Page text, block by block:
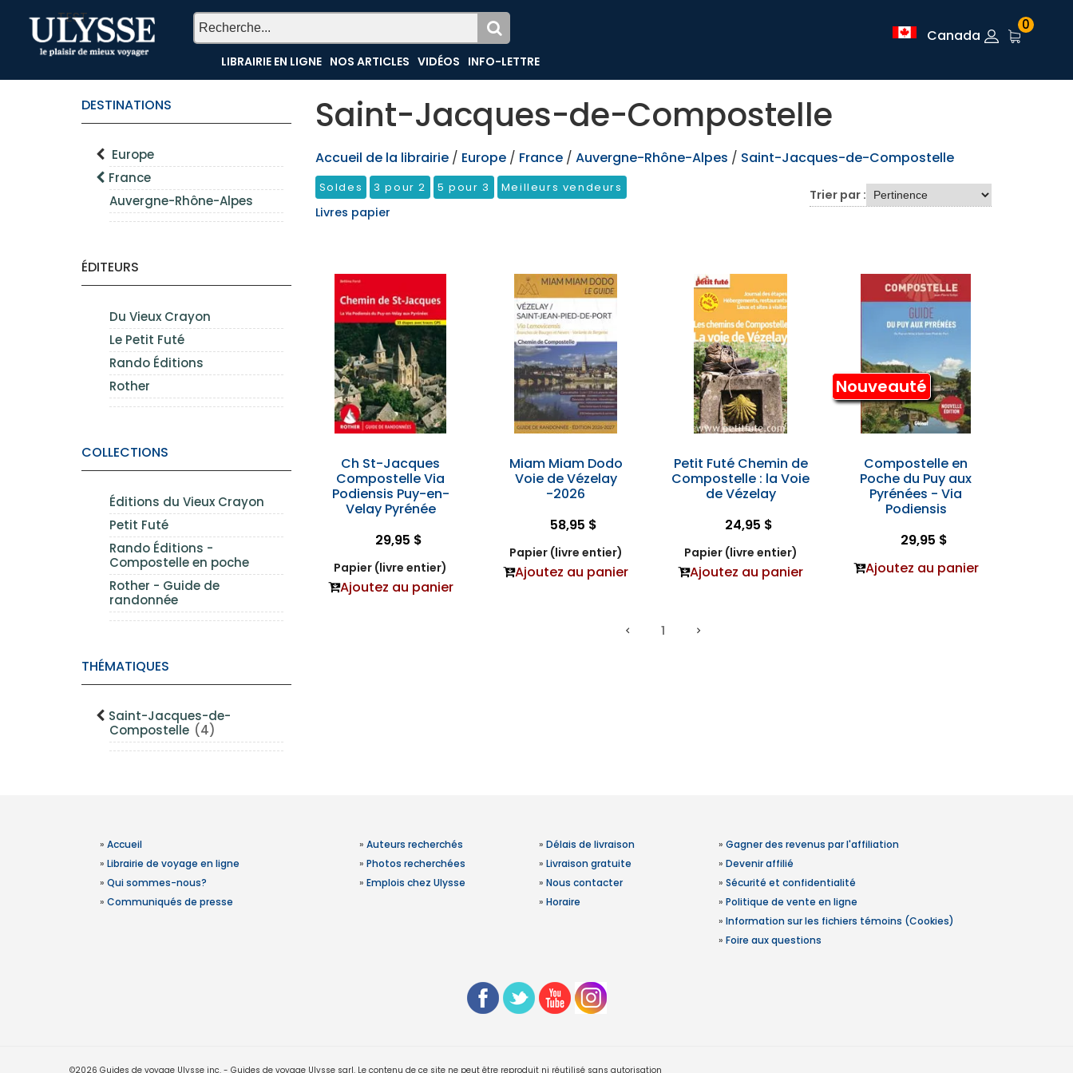
TEST
LIBRAIRIE EN LIGNE NOS ARTICLES VIDÉOS INFO-LETTRE
Canada
0
DESTINATIONS
Europe
France
Auvergne-Rhône-Alpes
ÉDITEURS
Du Vieux Crayon
Le Petit Futé
Rando Éditions
Rother
COLLECTIONS
Éditions du Vieux Crayon
Petit Futé
Rando Éditions -
Compostelle en poche
Rother - Guide de
randonnée
THÉMATIQUES
Saint-Jacques-de-
Compostelle (4)
Saint-Jacques-de-Compostelle
Accueil de la librairie / Europe / France / Auvergne-Rhône-Alpes / Saint-Jacques-de-Compostelle
Soldes 3 pour 2 5 pour 3 Meilleurs vendeurs
Livres papier
Trier par :
Ch St-Jacques
Compostelle Via
Podiensis Puy-en-
Velay Pyrénée
29,95 $
Papier (livre entier)
Ajoutez au panier
Miam Miam Dodo
Voie de Vézelay
-2026
58,95 $
Papier (livre entier)
Ajoutez au panier
Petit Futé Chemin de
Compostelle : la Voie
de Vézelay
24,95 $
Papier (livre entier)
Ajoutez au panier
Nouveauté
Compostelle en
Poche du Puy aux
Pyrénées - Via
Podiensis
29,95 $
Ajoutez au panier
1
» Accueil
» Librairie de voyage en ligne
» Qui sommes-nous?
» Communiqués de presse
» Auteurs recherchés
» Photos recherchées
» Emplois chez Ulysse
» Délais de livraison
» Livraison gratuite
» Nous contacter
» Horaire
» Gagner des revenus par l'affiliation
» Devenir affilié
» Sécurité et confidentialité
» Politique de vente en ligne
» Information sur les fichiers témoins (Cookies)
» Foire aux questions
©2026 Guides de voyage Ulysse inc. - Guides de voyage Ulysse sarl. Le contenu de ce site ne peut être reproduit ni réutilisé sans autorisation